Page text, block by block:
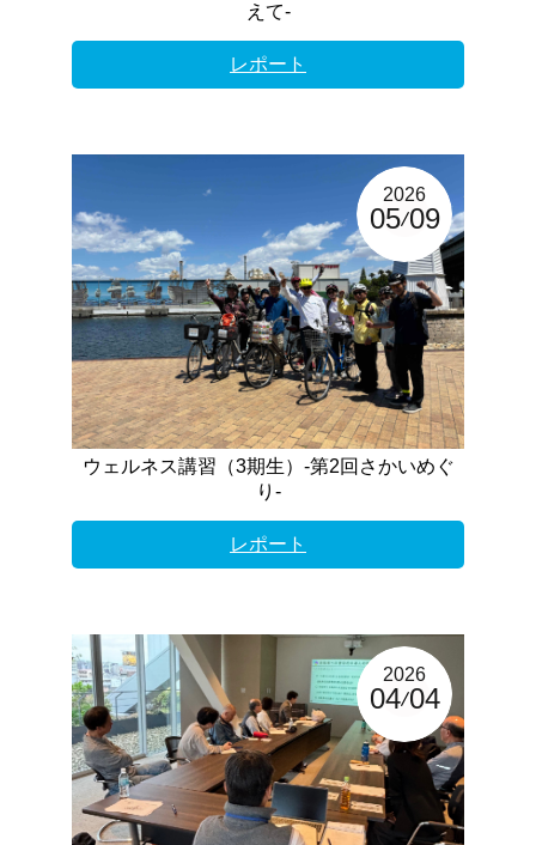
えて-
レポート
2026
05 09
ウェルネス講習（3期生）-第2回さかいめぐ
り-
レポート
2026
04 04